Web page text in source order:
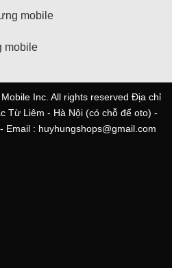
mobile
mobile
Inc. All rights reserved Địa chỉ
Từ Liêm - Hà Nội (có chỗ để oto) -
: huyhungshops@gmail.com